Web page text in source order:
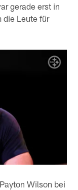
gerade erst in
die Leute für
Wilson bei